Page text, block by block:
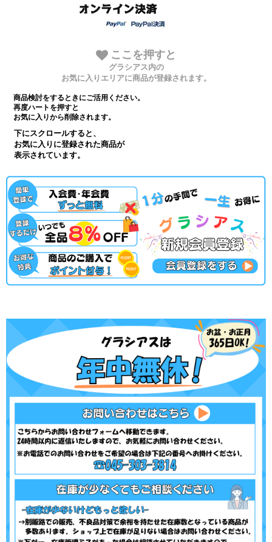
ここを押すと
グラシアス内の
お気に入りエリアに商品が登録されます。
商品検討をするときにご活用ください。
再度ハートを押すと
お気に入りから削除されます。
下にスクロールすると、
お気に入りに登録された商品が
表示されています。